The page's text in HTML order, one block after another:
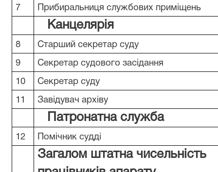
7 Прибиральниця службових приміщень
Канцелярія
8 Старший секретар суду
9 Секретар судового засідання
10 Секретар суду
11 Завідувач архіву
Патронатна служба
12 Помічник судді
Загалом штатна чисельність